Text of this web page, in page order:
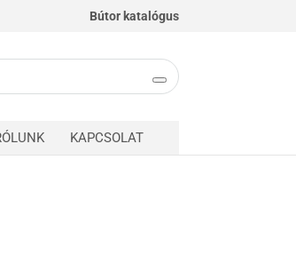
Bútor katalógus
KAPCSOLAT